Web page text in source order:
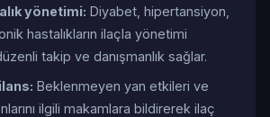
yönetimi: Diyabet, hipertansiyon,
hastalıkların ilaçla yönetimi
takip ve danışmanlık sağlar.
Beklenmeyen yan etkileri ve
ilgili makamlara bildirerek ilaç